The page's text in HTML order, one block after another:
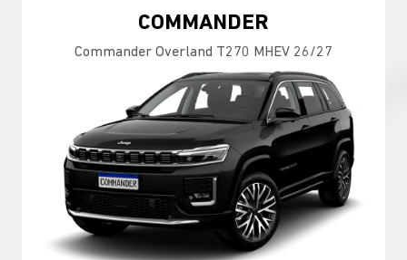
COMMANDER
Commander Overland T270 MHEV 26/27